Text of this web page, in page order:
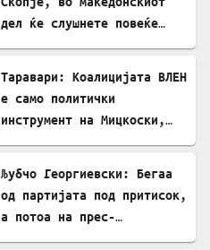
дел ќе слушнете повеќе
на српски
Таравари: Коалицијата ВЛЕН
е само политички
инструмент на Мицкоски,
Љубчо Георгиевски: Бегаа
од партијата под притисок,
а потоа на прес-